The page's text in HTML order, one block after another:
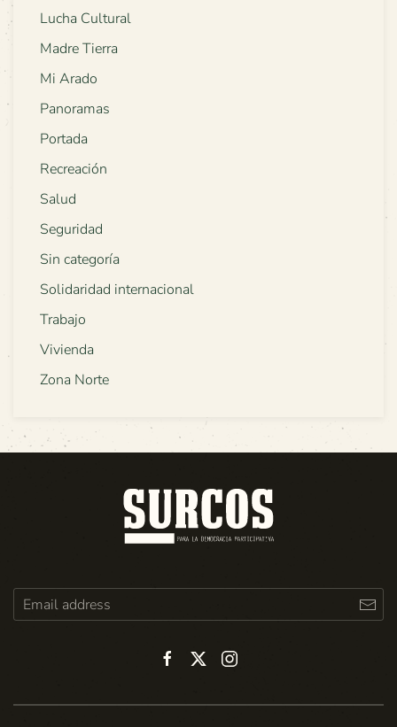
Lucha Cultural
Madre Tierra
Mi Arado
Panoramas
Portada
Recreación
Salud
Seguridad
Sin categoría
Solidaridad internacional
Trabajo
Vivienda
Zona Norte